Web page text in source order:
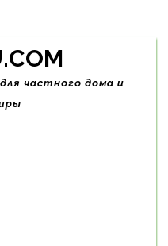
частного дома и